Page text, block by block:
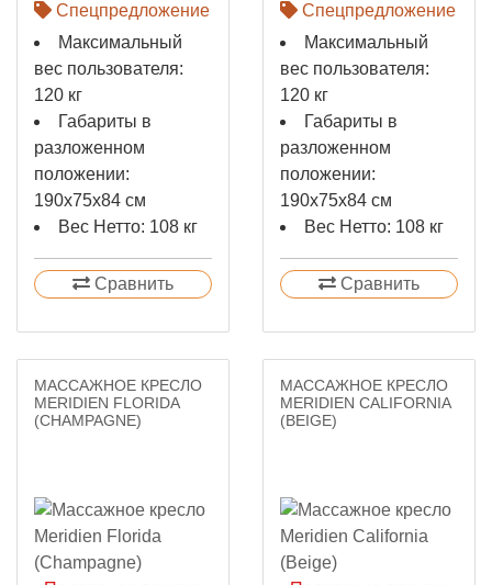
Спецпредложение
Максимальный
вес пользователя:
120 кг
Габариты в
разложенном
положении:
190x75x84 см
Вес Нетто: 108 кг
Сравнить
Спецпредложение
Максимальный
вес пользователя:
120 кг
Габариты в
разложенном
положении:
190x75x84 см
Вес Нетто: 108 кг
Сравнить
МАССАЖНОЕ КРЕСЛО
MERIDIEN FLORIDA
(CHAMPAGNE)
МАССАЖНОЕ КРЕСЛО
MERIDIEN CALIFORNIA
(BEIGE)